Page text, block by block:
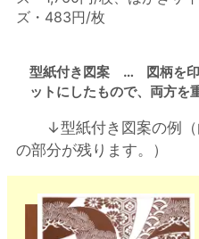
ズ・483円/枚
型紙付き図案 … 図柄を印
ットにしたもので、両方を
↓型紙付き図案の例（
の部分が残ります。）